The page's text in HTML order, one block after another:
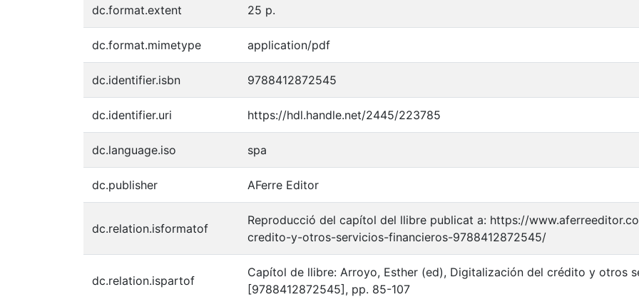
dc.format.extent 25 p.
dc.format.mimetype application/pdf
dc.identifier.isbn 9788412872545
dc.identifier.uri https://hdl.handle.net/2445/223785
dc.language.iso spa
dc.publisher AFerre Editor
dc.relation.isformatof
Reproducció del capítol del llibre publicat a: https://
credito-y-otros-servicios-financieros-9788412872545/
dc.relation.ispartof
Capítol de llibre: Arroyo, Esther (ed), Digitalización del crédito y otros
[9788412872545], pp. 85-107